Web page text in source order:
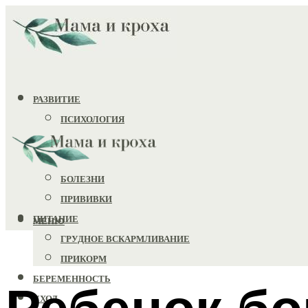
РАЗВИТИЕ
ПСИХОЛОГИЯ
ИГРУШКИ
ЗДОРОВЬЕ
БОЛЕЗНИ
ПРИВИВКИ
ПИТАНИЕ
ГРУДНОЕ ВСКАРМЛИВАНИЕ
ПРИКОРМ
БЕРЕМЕННОСТЬ
УХОД
МЕНЮ